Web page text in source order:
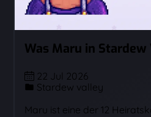
Was Maru in
22 Jul 2026
Stardew valley
Maru ist eine der 12